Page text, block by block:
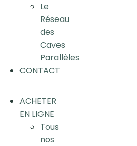
Le
Réseau
des
Caves
Parallèles
CONTACT
ACHETER
EN LIGNE
Tous
nos